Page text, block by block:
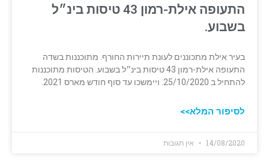
התעופה אילת-רמון 43 טיסות בינ״ל
בשבוע.
בעיר אילת מתכוננים לעונת תיירות החורף. מתוכננות בשדה
התעופה אילת-רמון 43 טיסות בינ״ל בשבוע. הטיסות מתוכננות
להתחיל ב 25/10/2020. ויימשכו עד סוף חודש מארס 2021.
לסיפור המלא>>
14/08/2020 אין תגובות